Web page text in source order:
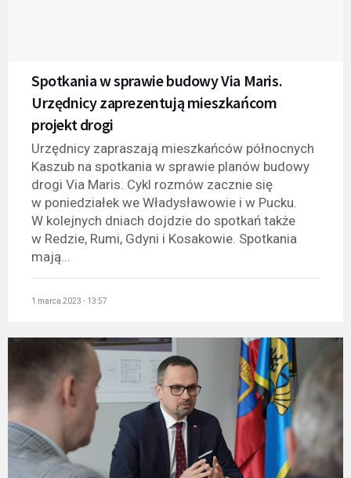
Spotkania w sprawie budowy Via Maris.
Urzędnicy zaprezentują mieszkańcom
projekt drogi
Urzędnicy zapraszają mieszkańców północnych
Kaszub na spotkania w sprawie planów budowy
drogi Via Maris. Cykl rozmów zacznie się
w poniedziałek we Władysławowie i w Pucku.
W kolejnych dniach dojdzie do spotkań także
w Redzie, Rumi, Gdyni i Kosakowie. Spotkania
mają...
1 marca 2023 - 13:57